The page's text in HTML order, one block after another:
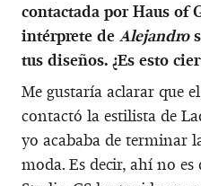
contactada por Haus of
intérprete de Alejandro
tus diseños. ¿Es esto
Me gustaría aclarar que
contactó la estilista de
yo acababa de terminar
moda. Es decir, ahí no